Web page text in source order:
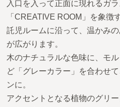
入口を入って正面に現れるガ
「CREATIVE ROOM」を象徴
託児ルームに沿って、温かみ
が広がります。
木のナチュラルな色味に、モ
ど「グレーカラー」を合わせ
ンに。
アクセントとなる植物のグリ